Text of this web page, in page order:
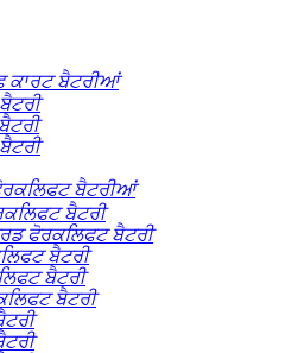
ਕਾਰਟ ਬੈਟਰੀਆਂ
ਬੈਟਰੀਆਂ
ਬੈਟਰੀ
ਫੋਰਕਲਿਫਟ ਬੈਟਰੀ
ਬੈਟਰੀ
ਬੈਟਰੀ
ਬੈਟਰੀ